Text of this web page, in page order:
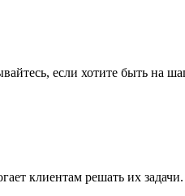
если хотите быть на
клиентам решать их задачи.